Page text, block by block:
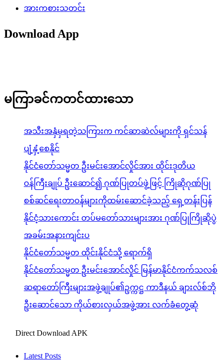
အားကစားသတင်း
Download App
မကြာခင်ကတင်ထားသော
အသီးအနှံမှရတဲ့သကြားက ကင်ဆာဆဲလ်များကို ရှင်သန်
ပျံ့နှံ့စေနိုင်
နိုင်ငံတော်သမ္မတ ဦးမင်းအောင်လှိုင်အား ထိုင်းဒုတိယ
ဝန်ကြီးချုပ် ဦးဆောင်၍ ဂုဏ်ပြုတပ်ဖွဲ့ဖြင့် ကြိုဆိုဂုဏ်ပြု
စစ်ဆင်ရေးတာဝန်များကိုထမ်းဆောင်ခဲ့သည့် ရှေ့တန်းပြန်
နိုင်ငံ့သားကောင်း တပ်မတော်သားများအား ဂုဏ်ပြုကြိုဆိုပွဲ
အခမ်းအနားကျင်းပ
နိုင်ငံတော်သမ္မတ ထိုင်းနိုင်ငံသို့ ရောက်ရှိ
နိုင်ငံတော်သမ္မတ ဦးမင်းအောင်လှိုင် မြန်မာနိုင်ငံကက်သလစ်
ဆရာတော်ကြီးများအဖွဲ့ချုပ်၏ဥက္ကဋ္ဌ ကာဒီနယ် ချားလ်စ်ဘို
ဦးဆောင်သော ကိုယ်စားလှယ်အဖွဲ့အား လက်ခံတွေ့ဆုံ
Direct Download APK
Latest Posts